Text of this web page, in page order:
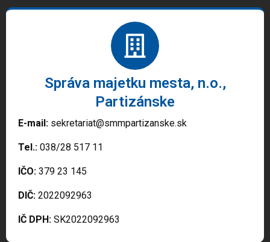
Správa majetku mesta, n.o.,
Partizánske
E-mail: sekretariat@smmpartizanske.sk
Tel.: 038/28 517 11
IČO: 379 23 145
DIČ: 2022092963
IČ DPH: SK2022092963